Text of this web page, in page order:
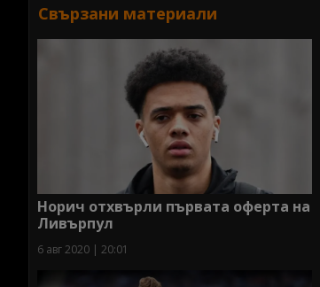
Свързани материали
Норич отхвърли първата оферта на
Ливърпул
6 авг 2020 | 20:01